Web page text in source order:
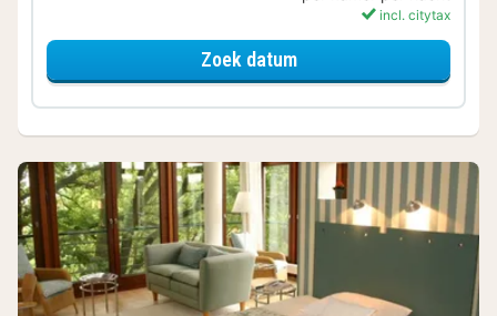
incl. citytax
Zoek datumvoor Superior kamer